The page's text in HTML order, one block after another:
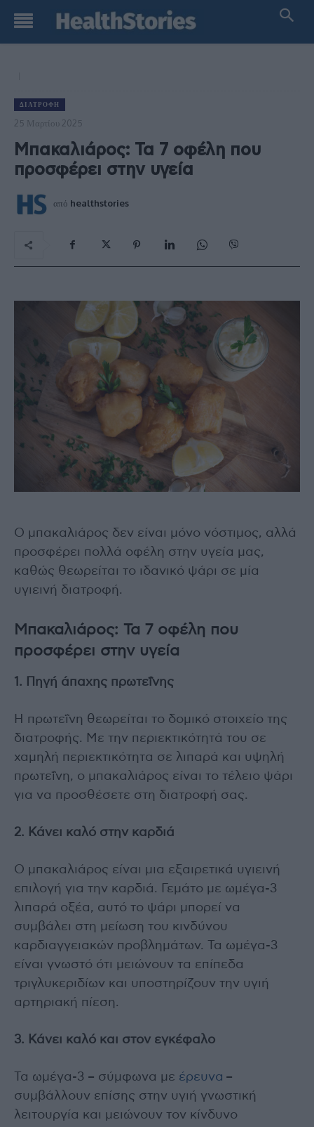
ΔΙΑΤΡΟΦΉ
25 Μαρτίου 2025
Μπακαλιάρος: Τα 7 οφέλη που
προσφέρει στην υγεία
από healthstories
Ο μπακαλιάρος δεν είναι μόνο νόστιμος, αλλά
προσφέρει πολλά οφέλη στην υγεία μας,
καθώς θεωρείται το ιδανικό ψάρι σε μία
υγιεινή διατροφή.
Μπακαλιάρος: Τα 7 οφέλη που
προσφέρει στην υγεία
1. Πηγή άπαχης πρωτεΐνης
Η πρωτεΐνη θεωρείται το δομικό στοιχείο της
διατροφής. Με την περιεκτικότητά του σε
χαμηλή περιεκτικότητα σε λιπαρά και υψηλή
πρωτεΐνη, ο μπακαλιάρος είναι το τέλειο ψάρι
για να προσθέσετε στη διατροφή σας.
2. Κάνει καλό στην καρδιά
Ο μπακαλιάρος είναι μια εξαιρετικά υγιεινή
επιλογή για την καρδιά. Γεμάτο με ωμέγα-3
λιπαρά οξέα, αυτό το ψάρι μπορεί να
συμβάλει στη μείωση του κινδύνου
καρδιαγγειακών προβλημάτων. Τα ωμέγα-3
είναι γνωστό ότι μειώνουν τα επίπεδα
τριγλυκεριδίων και υποστηρίζουν την υγιή
αρτηριακή πίεση.
3. Κάνει καλό και στον εγκέφαλο
Τα ωμέγα-3 – σύμφωνα με έρευνα –
συμβάλλουν επίσης στην υγιή γνωστική
λειτουργία και μειώνουν τον κίνδυνο